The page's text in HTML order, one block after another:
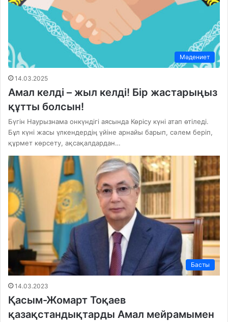
Мәдениет
14.03.2025
Амал келді – жыл келді! Бір жастарыңыз
құтты болсын!
Бүгін Наурызнама онкүндігі аясында Көрісу күні атап өтіледі.
Бұл күні жасы үлкендердің үйіне арнайы барып, сәлем беріп,
құрмет көрсету, ақсақалдардан…
Басты
14.03.2023
Қасым-Жомарт Тоқаев
қазақстандықтарды Амал мейрамымен